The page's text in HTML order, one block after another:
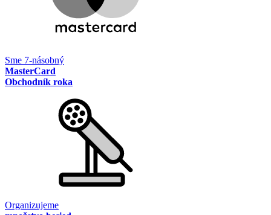
Sme 7-násobný
MasterCard
Obchodník roka
Organizujeme